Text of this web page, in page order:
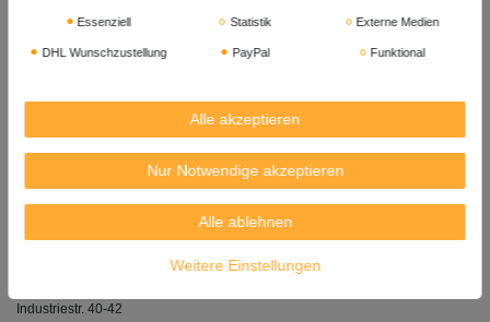
Mindestens Haltbar bis: 21 . 05. 2027
Herkunft: Thailand
THAI WORLD IMPORT & EXPORT CO. LTD.
2532 TROCK NOKKET RACHADAPHISEK RD. BANGKLO,
BANGKHOLAEM, BANGKOK 10120 THAILAND
Importeur: LIM & CO GMBH, Lahnstraße 27, 45478 Mülheim an der Ruhr
Industriestr. 40-42
Essenziell Statistik Externe Medien
DHL Wunschzustellung PayPal Funktional
Alle akzeptieren
Nur Notwendige akzeptieren
Alle ablehnen
Weitere Einstellungen